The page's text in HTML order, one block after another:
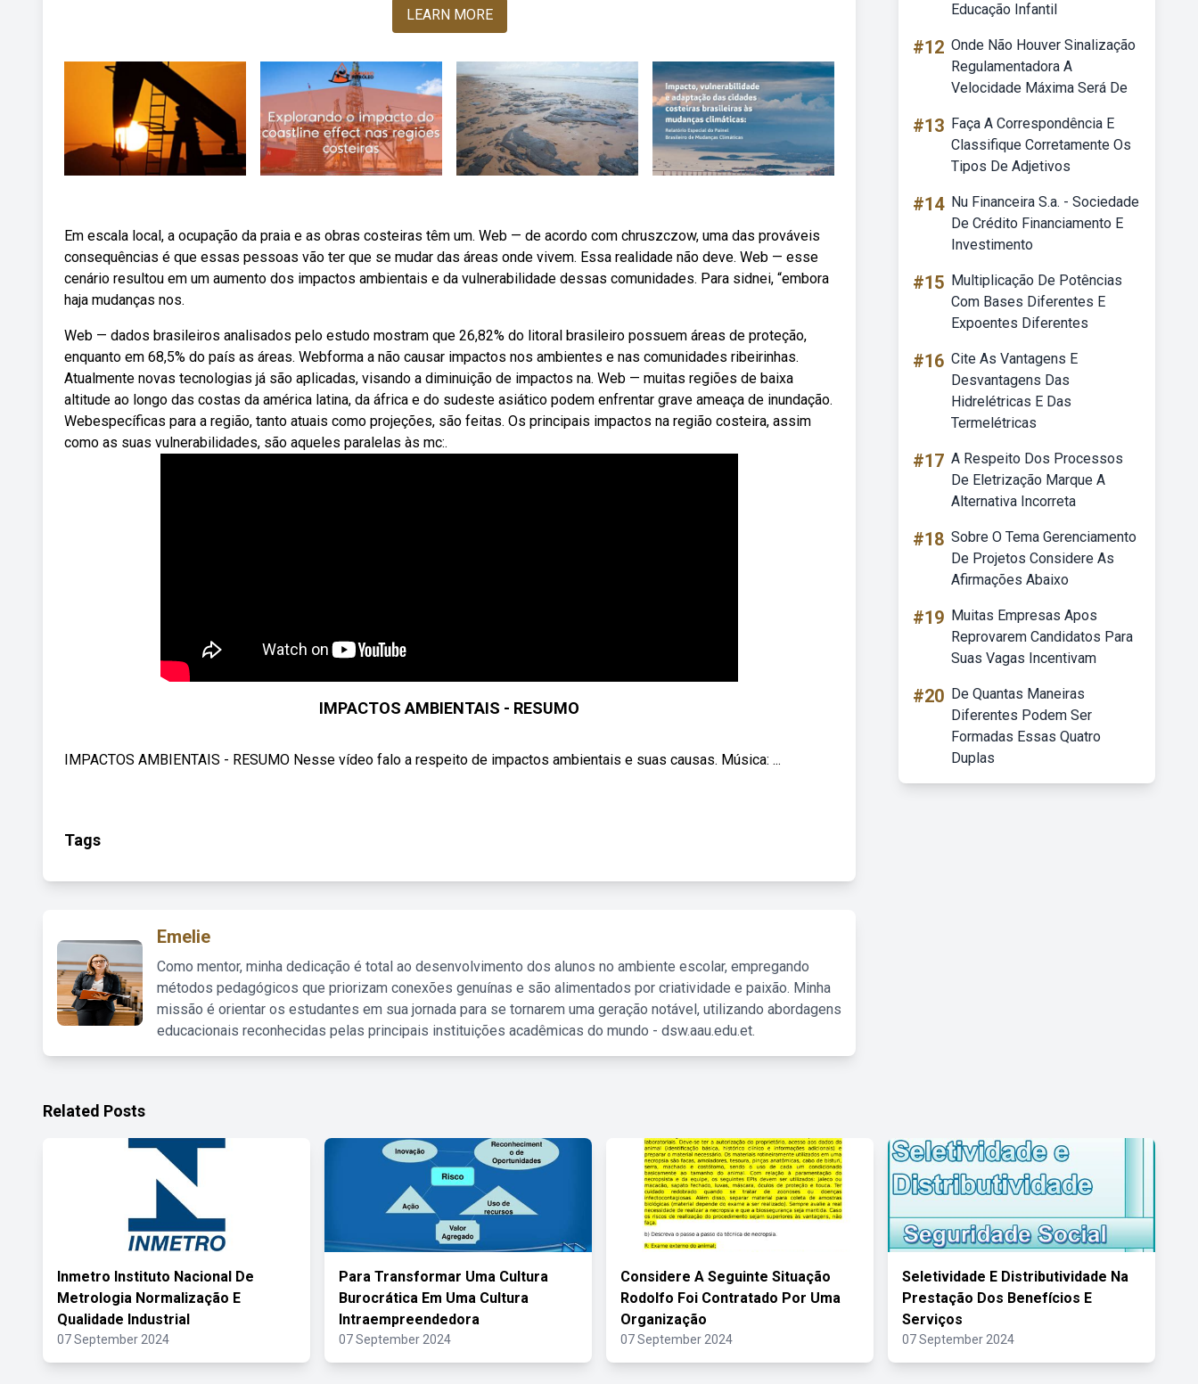
LEARN MORE
Em escala local, a ocupação da praia e as obras costeiras têm um. Web — de acordo com chruszczow, uma das prováveis
consequências é que essas pessoas vão ter que se mudar das áreas onde vivem. Essa realidade não deve. Web — esse
cenário resultou em um aumento dos impactos ambientais e da vulnerabilidade dessas comunidades. Para sidnei, “embora
haja mudanças nos.
Web — dados brasileiros analisados pelo estudo mostram que 26,82% do litoral brasileiro possuem áreas de proteção,
enquanto em 68,5% do país as áreas. Webforma a não causar impactos nos ambientes e nas comunidades ribeirinhas.
Atualmente novas tecnologias já são aplicadas, visando a diminuição de impactos na. Web — muitas regiões de baixa
altitude ao longo das costas da américa latina, da áfrica e do sudeste asiático podem enfrentar grave ameaça de inundação.
Webespecíficas para a região, tanto atuais como projeções, são feitas. Os principais impactos na região costeira, assim
como as suas vulnerabilidades, são aqueles paralelas às mc:.
IMPACTOS AMBIENTAIS - RESUMO
IMPACTOS AMBIENTAIS - RESUMO Nesse vídeo falo a respeito de impactos ambientais e suas causas. Música: ...
Tags
Emelie
Como mentor, minha dedicação é total ao desenvolvimento dos alunos no ambiente escolar, empregando
métodos pedagógicos que priorizam conexões genuínas e são alimentados por criatividade e paixão. Minha
missão é orientar os estudantes em sua jornada para se tornarem uma geração notável, utilizando abordagens
educacionais reconhecidas pelas principais instituições acadêmicas do mundo - dsw.aau.edu.et.
Educação Infantil
#12 Onde Não Houver Sinalização
Regulamentadora A
Velocidade Máxima Será De
#13 Faça A Correspondência E
Classifique Corretamente Os
Tipos De Adjetivos
#14 Nu Financeira S.a. - Sociedade
De Crédito Financiamento E
Investimento
#15 Multiplicação De Potências
Com Bases Diferentes E
Expoentes Diferentes
#16 Cite As Vantagens E
Desvantagens Das
Hidrelétricas E Das
Termelétricas
#17 A Respeito Dos Processos
De Eletrização Marque A
Alternativa Incorreta
#18 Sobre O Tema Gerenciamento
De Projetos Considere As
Afirmações Abaixo
#19 Muitas Empresas Apos
Reprovarem Candidatos Para
Suas Vagas Incentivam
#20 De Quantas Maneiras
Diferentes Podem Ser
Formadas Essas Quatro
Duplas
Related Posts
Inmetro Instituto Nacional De
Metrologia Normalização E
Qualidade Industrial
07 September 2024
Para Transformar Uma Cultura
Burocrática Em Uma Cultura
Intraempreendedora
07 September 2024
Considere A Seguinte Situação
Rodolfo Foi Contratado Por Uma
Organização
07 September 2024
Seletividade E Distributividade Na
Prestação Dos Benefícios E
Serviços
07 September 2024